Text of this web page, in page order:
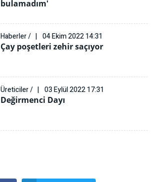
bulamadım'
Haberler / 04 Ekim 2022 14:31
Çay poşetleri zehir saçıyor
Üreticiler / 03 Eylül 2022 17:31
Değirmenci Dayı